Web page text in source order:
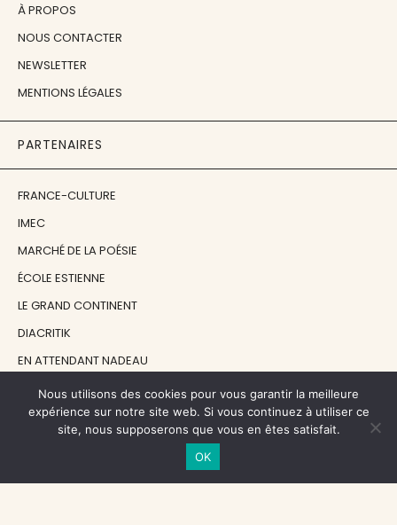
À PROPOS
NOUS CONTACTER
NEWSLETTER
MENTIONS LÉGALES
PARTENAIRES
FRANCE-CULTURE
IMEC
MARCHÉ DE LA POÉSIE
ÉCOLE ESTIENNE
LE GRAND CONTINENT
DIACRITIK
EN ATTENDANT NADEAU
NOS SOUTIENS
Nous utilisons des cookies pour vous garantir la meilleure
expérience sur notre site web. Si vous continuez à utiliser ce
site, nous supposerons que vous en êtes satisfait.
OK